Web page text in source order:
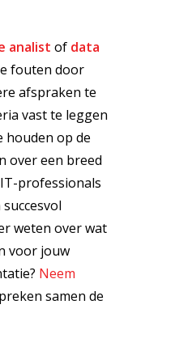
analist of data
fouten door
afspraken te
vast te leggen
houden op de
over een breed
professionals
weten over wat
voor jouw
Neem
samen de